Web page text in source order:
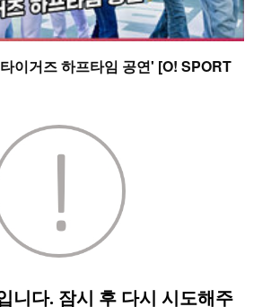
이거즈 하프타임 공연' [O! SPORT